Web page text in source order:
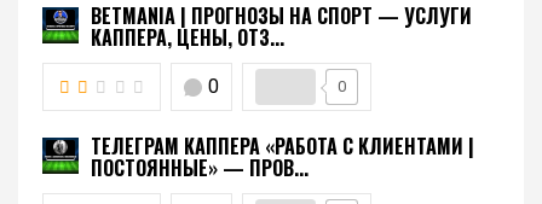
BETMANIA | ПРОГНОЗЫ НА СПОРТ — УСЛУГИ
КАППЕРА, ЦЕНЫ, ОТЗ...
0 0
ТЕЛЕГРАМ КАППЕРА «РАБОТА С КЛИЕНТАМИ |
ПОСТОЯННЫЕ» — ПРОВ...